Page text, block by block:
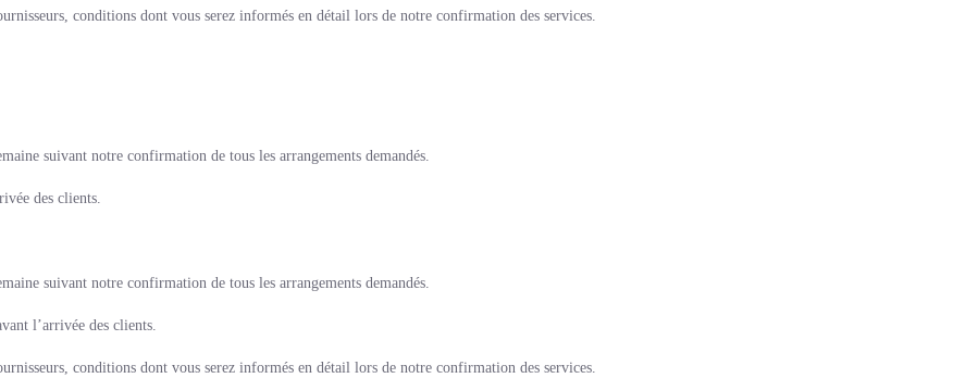
conditions dont vous serez informés en détail lors de notre confirmation des services.
suivant notre confirmation de tous les arrangements demandés.
des clients.
suivant notre confirmation de tous les arrangements demandés.
l’arrivée des clients.
conditions dont vous serez informés en détail lors de notre confirmation des services.